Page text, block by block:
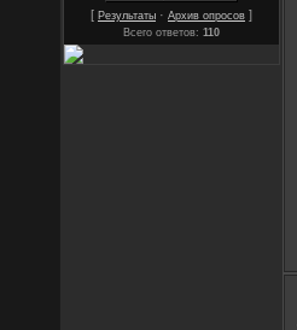
[ Результаты · Архив опросов ]
Всего ответов: 110